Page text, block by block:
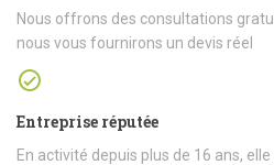
Nous offrons des consultations
nous vous fournirons un devis réel
Entreprise réputée
En activité depuis plus de 16 ans,